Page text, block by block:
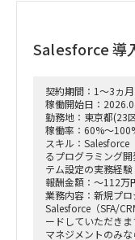
Salesforce 導
契約期間：1～3ヵ月
稼働開始日：
勤務地：東京都(23
稼働率：60%～
スキル：Salesforce
るプログラミング
テム設定の実務経験
報酬金額：～112万
業務内容：新規プ
Salesforce（SFA/
ードしていただきま
マネジメントのみ